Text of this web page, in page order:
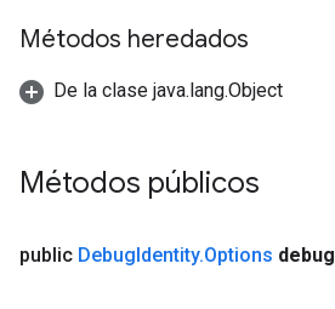
Métodos heredados
De la clase java.lang.Object
Métodos públicos
public DebugIdentity.Options debug